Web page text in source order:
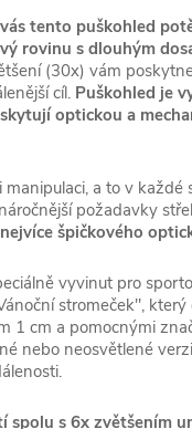
tento puškohled
rovinu s dlouhým
(30x) vám
cíl. Puškohled je
optickou a
a to v každé
požadavky
špičkového
vyvinut pro
stromeček",
1 cm a pomocnými
nebo neosvětlené
spolu s 6x zvětšením